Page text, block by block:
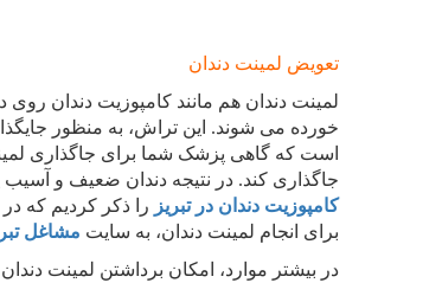
تعویض لمینت دندان
لمینت دندان هم مانند کامپوزیت دندان
خورده می شوند. این تراش، به منظور
است که گاهی پزشک شما برای جاگذاری
جاگذاری کند. در نتیجه دندان ضعیف و
کامپوزیت دندان در تبریز را ذکر کردیم که
برای انجام لمینت دندان، به سایت مشاغل
در بیشتر موارد، امکان برداشتن لمینت